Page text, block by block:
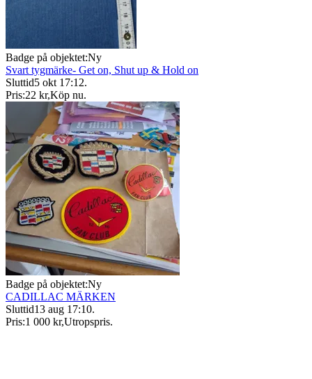
Badge på objektet:Ny
Svart tygmärke- Get on, Shut up & Hold on
Sluttid5 okt 17:12.
Pris:22 kr,Köp nu.
Badge på objektet:Ny
CADILLAC MÄRKEN
Sluttid13 aug 17:10.
Pris:1 000 kr,Utropspris.